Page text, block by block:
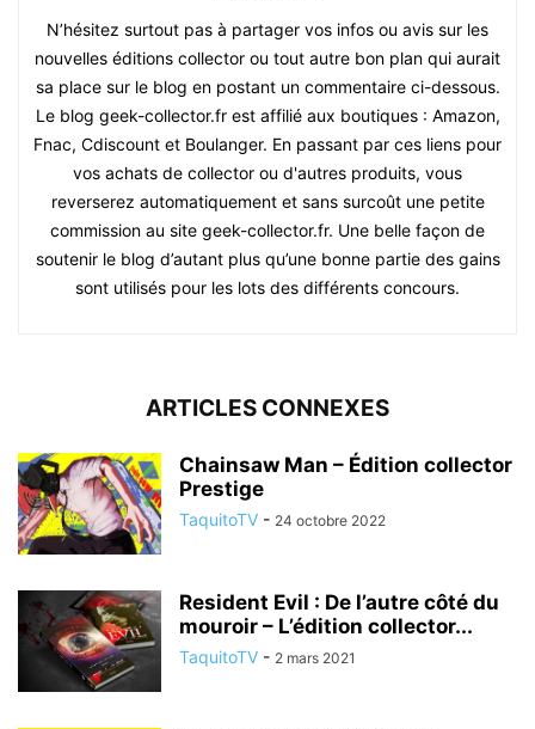
N’hésitez surtout pas à partager vos infos ou avis sur les
nouvelles éditions collector ou tout autre bon plan qui aurait
sa place sur le blog en postant un commentaire ci-dessous.
Le blog geek-collector.fr est affilié aux boutiques : Amazon,
Fnac, Cdiscount et Boulanger. En passant par ces liens pour
vos achats de collector ou d'autres produits, vous
reverserez automatiquement et sans surcoût une petite
commission au site geek-collector.fr. Une belle façon de
soutenir le blog d’autant plus qu’une bonne partie des gains
sont utilisés pour les lots des différents concours.
ARTICLES CONNEXES
Chainsaw Man – Édition collector
Prestige
TaquitoTV - 24 octobre 2022
Resident Evil : De l’autre côté du
mouroir – L’édition collector...
TaquitoTV - 2 mars 2021